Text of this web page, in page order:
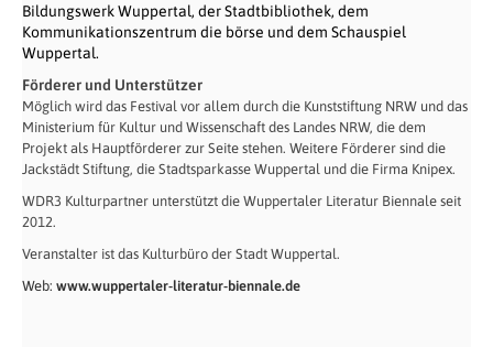
Bildungswerk Wuppertal, der Stadtbibliothek, dem
Kommunikationszentrum die börse und dem Schauspiel
Wuppertal.
Förderer und Unterstützer
Möglich wird das Festival vor allem durch die Kunststiftung NRW und das
Ministerium für Kultur und Wissenschaft des Landes NRW, die dem
Projekt als Hauptförderer zur Seite stehen. Weitere Förderer sind die
Jackstädt Stiftung, die Stadtsparkasse Wuppertal und die Firma Knipex.
WDR3 Kulturpartner unterstützt die Wuppertaler Literatur Biennale seit
2012.
Veranstalter ist das Kulturbüro der Stadt Wuppertal.
Web: www.wuppertaler-literatur-biennale.de